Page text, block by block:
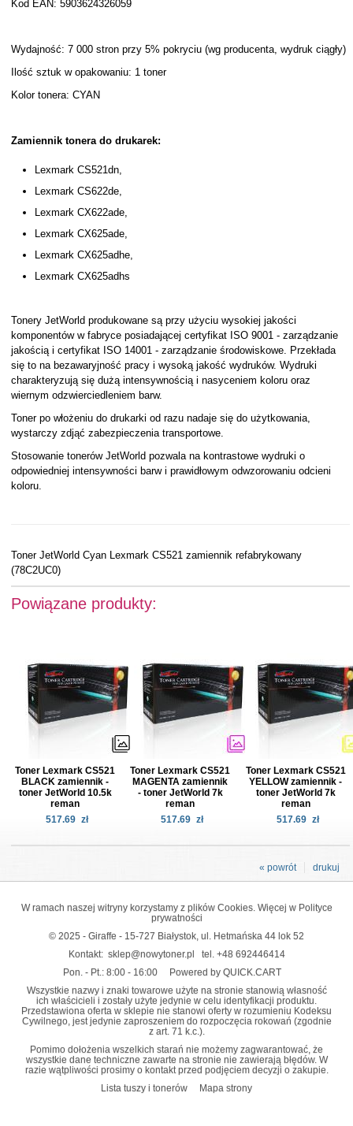
Kod EAN: 5903624326059
Wydajność: 7 000 stron przy 5% pokryciu (wg producenta, wydruk ciągły)
Ilość sztuk w opakowaniu: 1 toner
Kolor tonera: CYAN
Zamiennik tonera do drukarek:
Lexmark CS521dn,
Lexmark CS622de,
Lexmark CX622ade,
Lexmark CX625ade,
Lexmark CX625adhe,
Lexmark CX625adhs
Tonery JetWorld produkowane są przy użyciu wysokiej jakości
komponentów w fabryce posiadającej certyfikat ISO 9001 - zarządzanie
jakością i certyfikat ISO 14001 - zarządzanie środowiskowe. Przekłada
się to na bezawaryjność pracy i wysoką jakość wydruków. Wydruki
charakteryzują się dużą intensywnością i nasyceniem koloru oraz
wiernym odzwierciedleniem barw.
Toner po włożeniu do drukarki od razu nadaje się do użytkowania,
wystarczy zdjąć zabezpieczenia transportowe.
Stosowanie tonerów JetWorld pozwala na kontrastowe wydruki o
odpowiedniej intensywności barw i prawidłowym odwzorowaniu odcieni
koloru.
Toner JetWorld Cyan Lexmark CS521 zamiennik refabrykowany
(78C2UC0)
Powiązane produkty:
Toner Lexmark CS521
BLACK zamiennik -
toner JetWorld 10.5k
reman
517.69 zł
Toner Lexmark CS521
MAGENTA zamiennik
- toner JetWorld 7k
reman
517.69 zł
Toner Lexmark CS521
YELLOW zamiennik -
toner JetWorld 7k
reman
517.69 zł
drukuj
« powrót
W ramach naszej witryny korzystamy z plików Cookies. Więcej w Polityce
prywatności
© 2025 - Giraffe - 15-727 Białystok, ul. Hetmańska 44 lok 52
Kontakt: sklep@nowytoner.pl tel. +48 692446414
Pon. - Pt.: 8:00 - 16:00
Powered by QUICK.CART
Wszystkie nazwy i znaki towarowe użyte na stronie stanowią własność
ich właścicieli i zostały użyte jedynie w celu identyfikacji produktu.
Przedstawiona oferta w sklepie nie stanowi oferty w rozumieniu Kodeksu
Cywilnego, jest jedynie zaproszeniem do rozpoczęcia rokowań (zgodnie
z art. 71 k.c.).
Pomimo dołożenia wszelkich starań nie możemy zagwarantować, że
wszystkie dane techniczne zawarte na stronie nie zawierają błędów. W
razie wątpliwości prosimy o kontakt przed podjęciem decyzji o zakupie.
Lista tuszy i tonerów
Mapa strony